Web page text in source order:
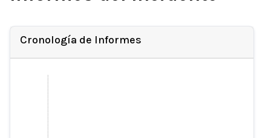
Cronología de Informes